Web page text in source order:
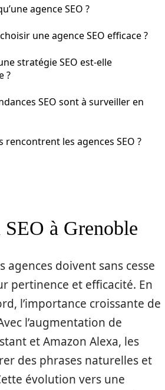
agence SEO ?
une agence SEO efficace ?
stratégie SEO est-elle
?
SEO sont à surveiller en
rencontrent les agences SEO ?
SEO à Grenoble
agences doivent sans cesse
pertinence et efficacité. En
l’importance croissante de
l’augmentation de
et Amazon Alexa, les
des phrases naturelles et
évolution vers une